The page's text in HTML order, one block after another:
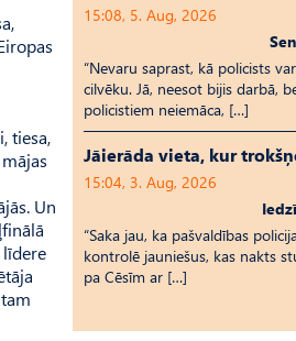
tiesa,
Un
līdere
15:08, 5. Aug, 2026
“Nevaru saprast, kā policists
cilvēku. Jā, neesot bijis darbā,
policistiem neiemāca, […]
Jāierāda vieta, kur
15:04, 3. Aug, 2026
“Saka jau, ka pašvaldības
kontrolē jauniešus, kas nakts
pa Cēsīm ar […]